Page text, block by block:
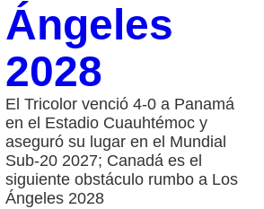
Ángeles
2028
El Tricolor venció 4-0 a Panamá
en el Estadio Cuauhtémoc y
aseguró su lugar en el Mundial
Sub-20 2027; Canadá es el
siguiente obstáculo rumbo a Los
Ángeles 2028